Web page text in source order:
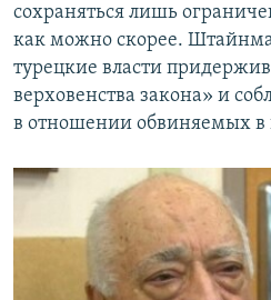
сохраняться лишь
как можно скорее.
турецкие власти
верховенства закона» и
в отношении обвиняемых в